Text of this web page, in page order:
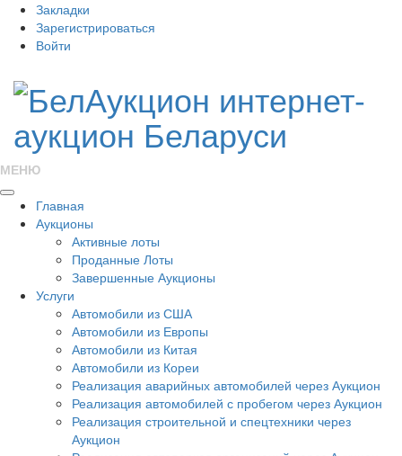
Закладки
Зарегистрироваться
Войти
МЕНЮ
Главная
Аукционы
Активные лоты
Проданные Лоты
Завершенные Аукционы
Услуги
Автомобили из США
Автомобили из Европы
Автомобили из Китая
Автомобили из Кореи
Реализация аварийных автомобилей через Аукцион
Реализация автомобилей с пробегом через Аукцион
Реализация строительной и спецтехники через
Аукцион